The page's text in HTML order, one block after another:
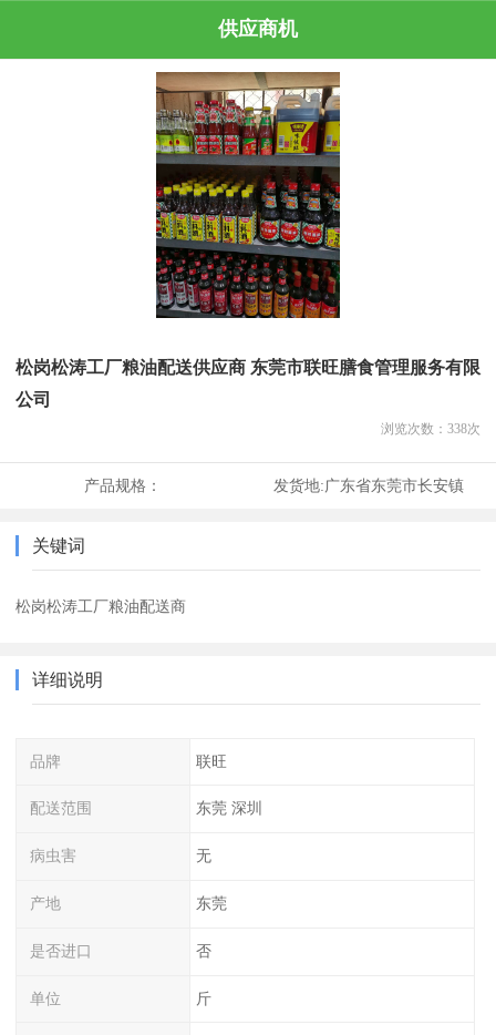
供应商机
松岗松涛工厂粮油配送供应商 东莞市联旺膳食管理服务有限
公司
浏览次数： 338次
产品规格： 发货地:广东省东莞市长安镇
关键词
松岗松涛工厂粮油配送商
详细说明
品牌 联旺
配送范围 东莞 深圳
病虫害 无
产地 东莞
是否进口 否
单位 斤